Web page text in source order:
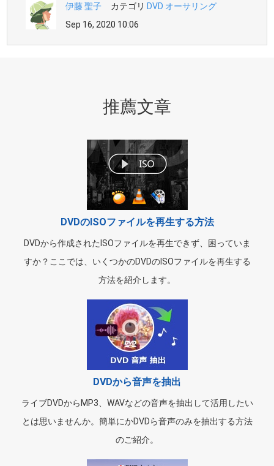
伊藤 聖子 カテゴリ DVD オーサリング
Sep 16, 2020 10:06
推薦文章
DVDのISOファイルを再生する方法
DVDから作成されたISOファイルを再生できず、困っていま
すか？ここでは、いくつかのDVDのISOファイルを再生する
方法を紹介します。
DVDから音声を抽出
ライブDVDからMP3、WAVなどの音声を抽出して活用したい
とは思いませんか。簡単にかDVDら音声のみを抽出する方法
のご紹介。